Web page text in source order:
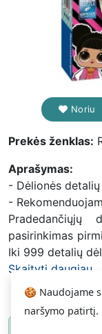
🍪 Naudojame
naršymo patirtį.
Noriu
Prekės ženklas:
Aprašymas:
- Dėlionės
-
pasirinkimas
Iki 999 detalių
Skaityti daugiau...